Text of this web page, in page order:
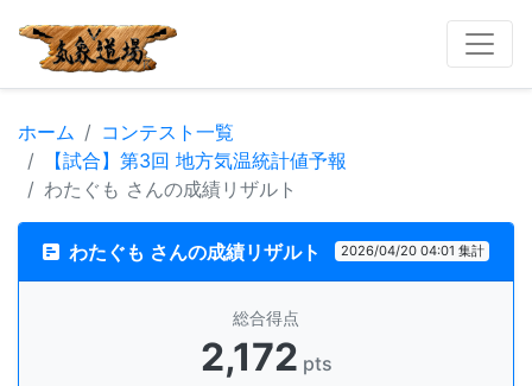
ホーム
コンテスト一覧
【試合】第3回 地方気温統計値予報
わたぐも さんの成績リザルト
わたぐも さんの成績リザルト 2026/04/20 04:01 集計
総合得点
2,172 pts